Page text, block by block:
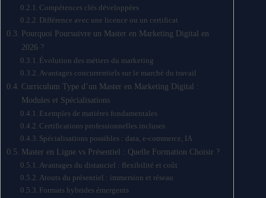
Compétences clés développées
Différence avec une licence ou un certificat
Pourquoi Poursuivre un Master en Marketing Digital en
2026 ?
Évolution des métiers du marketing
Avantages concurrentiels sur le marché du travail
Curriculum Type d’un Master en Marketing Digital :
Modules et Spécialisations
Exemples de matières fondamentales
Certifications professionnelles incluses
Spécialisations possibles : data, e-commerce, IA
Master en Ligne vs Présentiel : Quelle Formation Choisir ?
Avantages du distanciel : flexibilité et coût
Atouts du présentiel : immersion et réseau
Formats hybrides émergents